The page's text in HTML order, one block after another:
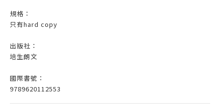
規格：
只有hard copy
出版社：
培生朗文
國際書號：
9789620112553